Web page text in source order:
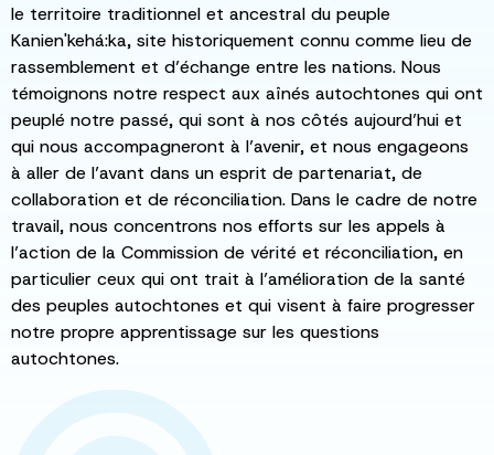
le territoire traditionnel et ancestral du peuple
Kanien'kehá:ka, site historiquement connu comme lieu de
rassemblement et d’échange entre les nations. Nous
témoignons notre respect aux aînés autochtones qui ont
peuplé notre passé, qui sont à nos côtés aujourd’hui et
qui nous accompagneront à l’avenir, et nous engageons
à aller de l’avant dans un esprit de partenariat, de
collaboration et de réconciliation. Dans le cadre de notre
travail, nous concentrons nos efforts sur les appels à
l’action de la Commission de vérité et réconciliation, en
particulier ceux qui ont trait à l’amélioration de la santé
des peuples autochtones et qui visent à faire progresser
notre propre apprentissage sur les questions
autochtones.